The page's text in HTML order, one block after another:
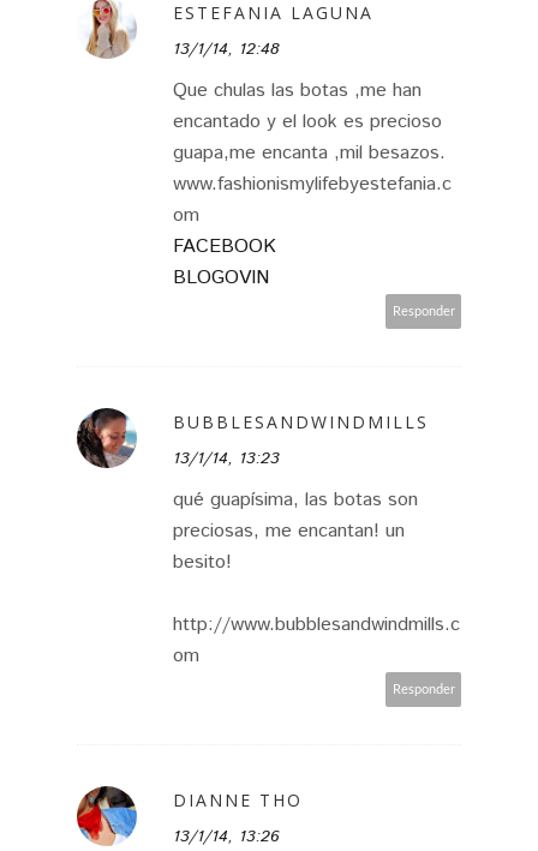
ESTEFANIA LAGUNA
13/1/14, 12:48
Que chulas las botas ,me han
encantado y el look es precioso
guapa,me encanta ,mil besazos.
www.fashionismylifebyestefania.c
om
FACEBOOK
BLOGOVIN
Responder
BUBBLESANDWINDMILLS
13/1/14, 13:23
qué guapísima, las botas son
preciosas, me encantan! un
besito!
http://www.bubblesandwindmills.c
om
Responder
DIANNE THO
13/1/14, 13:26